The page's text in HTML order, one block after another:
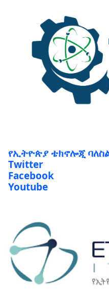
የኢትዮጵያ ቴክኖሎጂ
Twitter
Facebook
Youtube